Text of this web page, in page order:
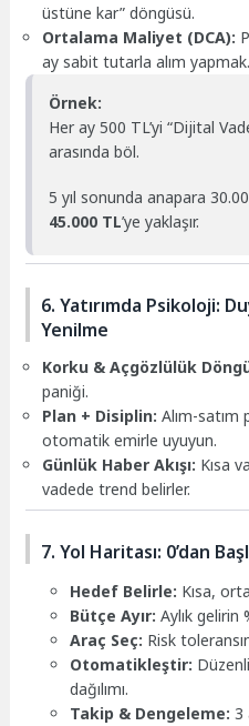
üstüne kar” döngüsü.
Ortalama Maliyet (DCA):
ay sabit tutarla alım yapmak.
Örnek:
Her ay 500 TL’yi “Dijital
arasında böl.
5 yıl sonunda anapara
45.000 TL’ye yaklaşır.
6. Yatırımda Psikoloji:
Yenilme
Korku & Açgözlülük
paniği.
Plan + Disiplin: Alım-satım
otomatik emirle uyuyun.
Günlük Haber Akışı: Kısa
vadede trend belirler.
7. Yol Haritası: 0’dan
Hedef Belirle: Kısa,
Bütçe Ayır: Aylık gelirin
Araç Seç: Risk
Otomatikleştir:
dağılımı.
Takip & Dengeleme: 3